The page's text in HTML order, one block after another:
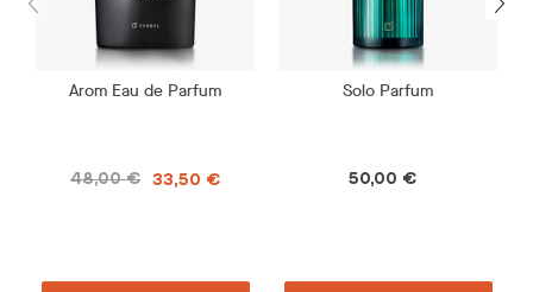
Arom Eau de Parfum
48,00 € 33,50 €
Solo Parfum
50,00 €